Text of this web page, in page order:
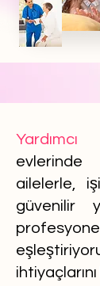
ailelerle,
güvenilir